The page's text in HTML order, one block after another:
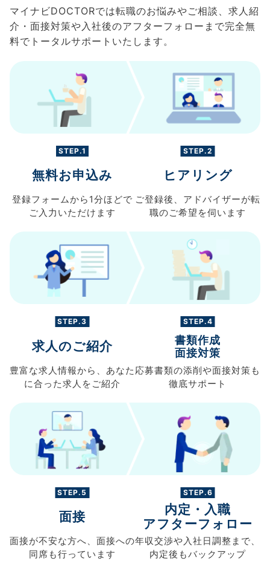
マイナビDOCTORでは転職のお悩みやご相談、求人紹
介・面接対策や入社後のアフターフォローまで完全無
料でトータルサポートいたします。
STEP.1
無料お申込み
登録フォームから 1分ほどで
ご入力 いただけます
STEP.2
ヒアリング
ご登録後、 アドバイザーが転
職のご希望を伺います
STEP.3
求人のご紹介
豊富な求人情報から、 あなた
に合った求人を ご紹介
STEP.4
書類作成
面接対策
応募書類の添削や面接対策も
徹底サポート
STEP.5
面接
面接が不安な方へ、 面接への
同席も行っています
STEP.6
内定・入職
アフターフォロー
年収交渉や入社日調整まで、
内定後もバックアップ